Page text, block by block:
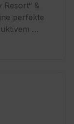
Resort“ &
perfekte
möchten.
Sie den